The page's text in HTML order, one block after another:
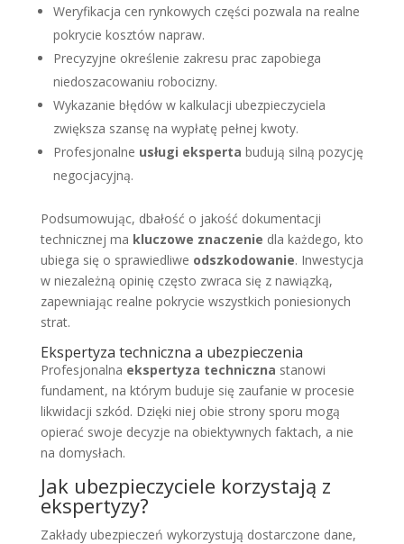
Weryfikacja cen rynkowych części pozwala na realne
pokrycie kosztów napraw.
Precyzyjne określenie zakresu prac zapobiega
niedoszacowaniu robocizny.
Wykazanie błędów w kalkulacji ubezpieczyciela
zwiększa szansę na wypłatę pełnej kwoty.
Profesjonalne usługi eksperta budują silną pozycję
negocjacyjną.
Podsumowując, dbałość o jakość dokumentacji
technicznej ma kluczowe znaczenie dla każdego, kto
ubiega się o sprawiedliwe odszkodowanie. Inwestycja
w niezależną opinię często zwraca się z nawiązką,
zapewniając realne pokrycie wszystkich poniesionych
strat.
Ekspertyza techniczna a ubezpieczenia
Profesjonalna ekspertyza techniczna stanowi
fundament, na którym buduje się zaufanie w procesie
likwidacji szkód. Dzięki niej obie strony sporu mogą
opierać swoje decyzje na obiektywnych faktach, a nie
na domysłach.
Jak ubezpieczyciele korzystają z
ekspertyzy?
Zakłady ubezpieczeń wykorzystują dostarczone dane,